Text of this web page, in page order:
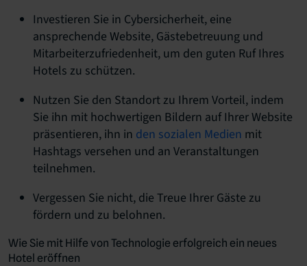
Investieren Sie in Cybersicherheit, eine
ansprechende Website, Gästebetreuung und
Mitarbeiterzufriedenheit, um den guten Ruf Ihres
Hotels zu schützen.
Nutzen Sie den Standort zu Ihrem Vorteil, indem
Sie ihn mit hochwertigen Bildern auf Ihrer Website
präsentieren, ihn in den sozialen Medien mit
Hashtags versehen und an Veranstaltungen
teilnehmen.
Vergessen Sie nicht, die Treue Ihrer Gäste zu
fördern und zu belohnen.
Wie Sie mit Hilfe von Technologie erfolgreich ein neues
Hotel eröffnen